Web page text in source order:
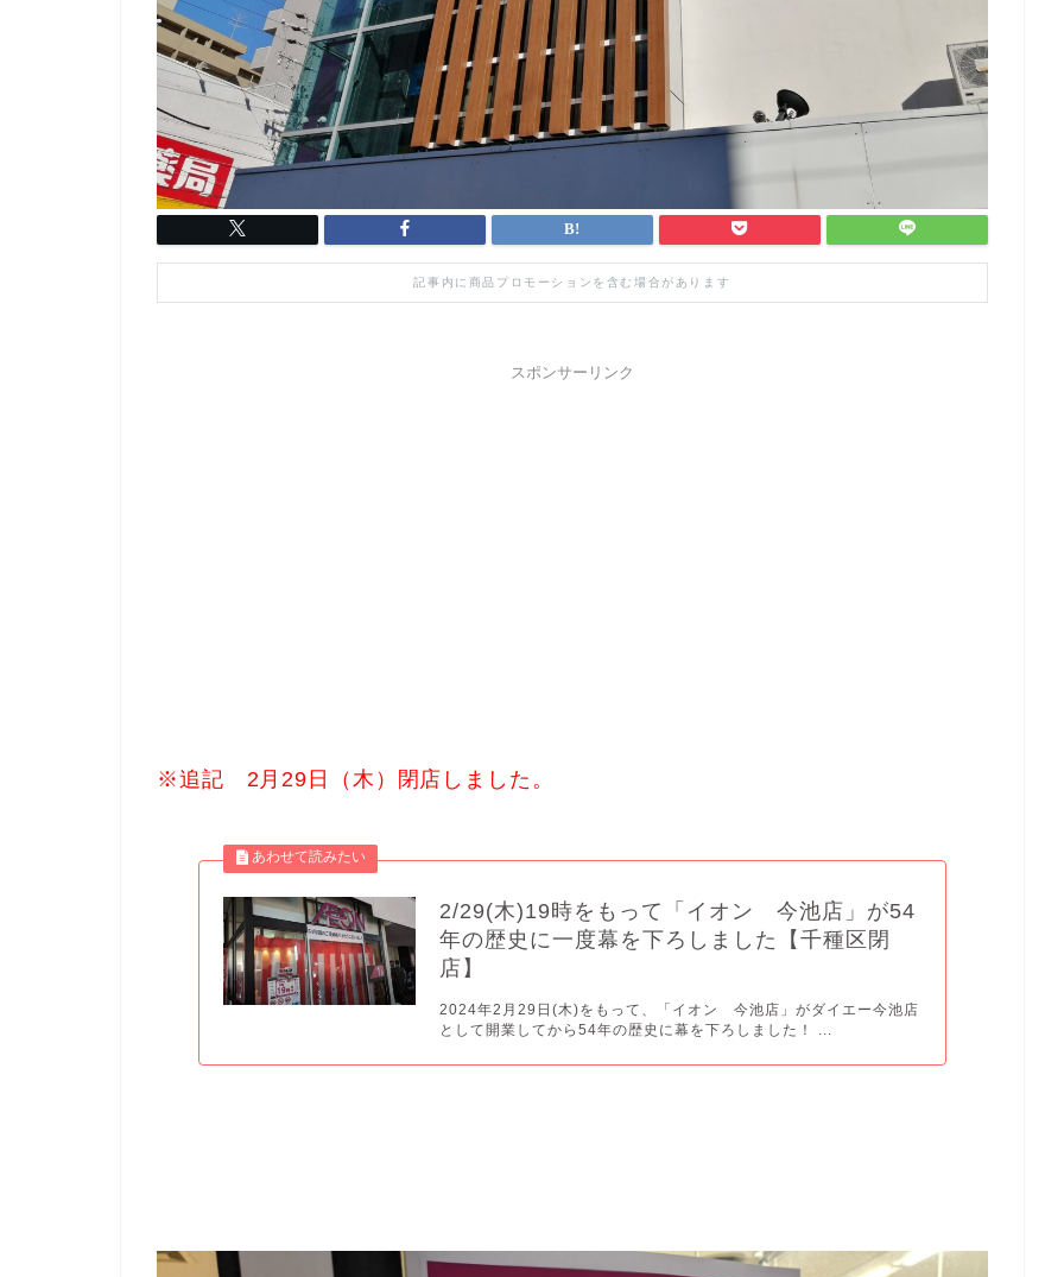
記事内に商品プロモーションを含む場合があります
スポンサーリンク
※追記 2月29日（木）閉店しました。
2/29(木)19時をもって「イオン 今池店」が54
年の歴史に一度幕を下ろしました【千種区閉
店】
2024年2月29日(木)をもって、「イオン 今池店」がダイエー今池店
として開業してから54年の歴史に幕を下ろしました！ ...